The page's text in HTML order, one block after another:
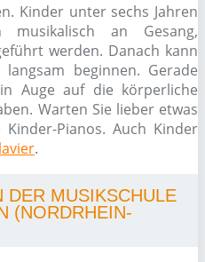
Kinder unter sechs Jahren
musikalisch an Gesang,
werden. Danach kann
langsam beginnen. Gerade
Auge auf die körperliche
Warten Sie lieber etwas
Pianos. Auch Kinder
.
DER MUSIKSCHULE
(NORDRHEIN-